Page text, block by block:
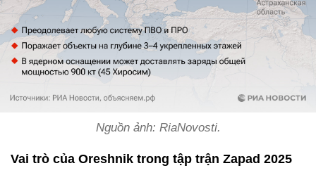
Nguồn ảnh: RiaNovosti.
Vai trò của Oreshnik trong tập trận Zapad 2025